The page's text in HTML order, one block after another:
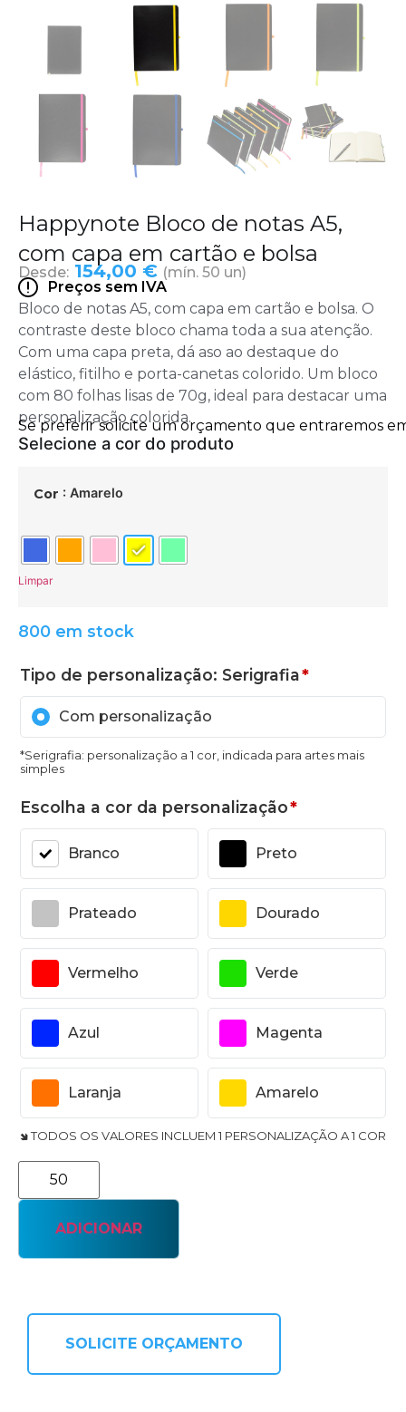
Happynote Bloco de notas A5,
com capa em cartão e bolsa
Desde: 154,00 € (mín. 50 un)
Preços sem IVA
Bloco de notas A5, com capa em cartão e bolsa. O
contraste deste bloco chama toda a sua atenção.
Com uma capa preta, dá aso ao destaque do
elástico, fitilho e porta-canetas colorido. Um bloco
com 80 folhas lisas de 70g, ideal para destacar uma
personalização colorida.
Cor : Amarelo
Limpar
800 em stock
Tipo de personalização: Serigrafia*
Com personalização
*Serigrafia: personalização a 1 cor, indicada para artes mais
simples
Escolha a cor da personalização*
Branco Preto
Prateado Dourado
Vermelho Verde
Azul Magenta
Laranja Amarelo
🢆 TODOS OS VALORES INCLUEM 1 PERSONALIZAÇÃO A 1 COR
ADICIONAR
SOLICITE ORÇAMENTO